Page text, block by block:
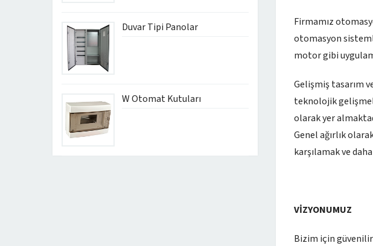
Firmamız
otomasyon
motor gibi
Gelişmiş tasarım
teknolojik
olarak yer
Genel ağırlık
karşılamak ve
VİZYONUMUZ
Bizim için
Duvar Tipi Panolar
W Otomat Kutuları